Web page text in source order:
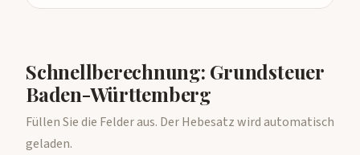
Schnellberechnung: Grundsteuer
Baden-Württemberg
Füllen Sie die Felder aus. Der Hebesatz wird automatisch
geladen.